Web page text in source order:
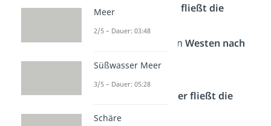
In welche Richtung fließt die
Donau?
Die Donau fließt vonWesten nach
Osten.
Durch welche Länder fließt die
Donau?
Meer
2/5 – Dauer: 03:48
Süßwasser Meer
3/5 – Dauer: 05:28
Schäre